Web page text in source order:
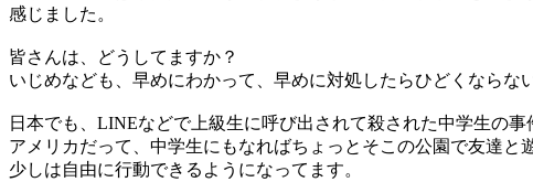
感じました。
皆さんは、どうしてますか？
いじめなども、早めにわかって、早めに対処したらひどくならな
日本でも、LINEなどで上級生に呼び出されて殺された中学生の事
アメリカだって、中学生にもなればちょっとそこの公園で友達と
少しは自由に行動できるようになってます。